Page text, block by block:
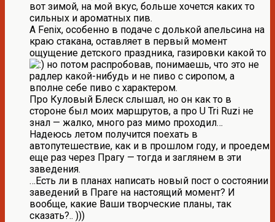
вот зимой, на мой вкус, больше хочется каких то
сильных и ароматных пив.
А Fenix, особенно в подаче с долькой апельсина на
краю стакана, оставляет в первый момент
ощущение детского праздника, газировки какой то
но потом распробовав, понимаешь, что это не
радлер какой-нибудь и не пиво с сиропом, а
вполне себе пиво с характером.
Про Куловый Блеск слышал, но он как то в
стороне был моих маршрутов, а про U Tri Ruzi не
знал — жалко, много раз мимо проходил…
Надеюсь летом получится поехать в
автопутешествие, как и в прошлом году, и проедем
еще раз через Прагу — тогда и заглянем в эти
заведения.
…Есть ли в планах написать новый пост о состоянии
заведений в Праге на настоящий момент? И
вообще, какие Ваши творческие планы, так
сказать?.. )))